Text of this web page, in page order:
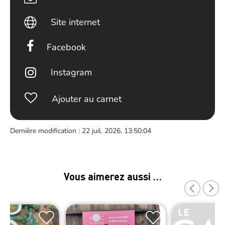
Site internet
Facebook
Instagram
Ajouter au carnet
Dernière modification : 22 juil. 2026, 13:50:04
Vous aimerez aussi …